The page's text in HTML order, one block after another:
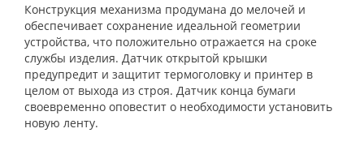
Конструкция механизма продумана до мелочей и
обеспечивает сохранение идеальной геометрии
устройства, что положительно отражается на сроке
службы изделия. Датчик открытой крышки
предупредит и защитит термоголовку и принтер в
целом от выхода из строя. Датчик конца бумаги
своевременно оповестит о необходимости установить
новую ленту.